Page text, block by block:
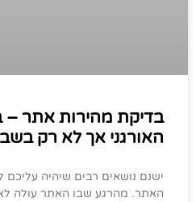
בדיקת מהירות אתר –
האורגני אך לא רק
ישנם נושאים רבים שיהיה
האתר. מהרגע שבו האתר עולה